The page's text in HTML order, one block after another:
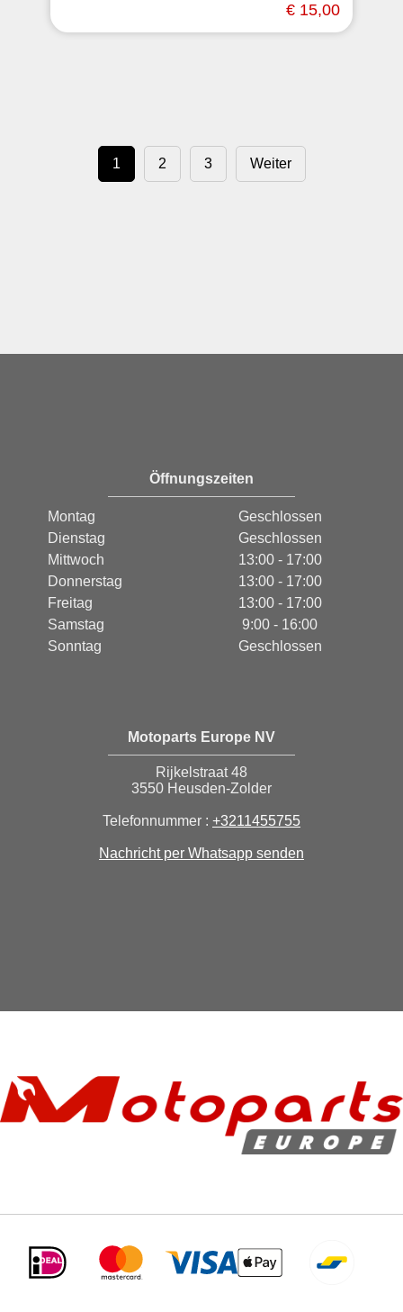
€ 15,00
1 2 3 Weiter
Öffnungszeiten
Montag
Geschlossen
Dienstag
Geschlossen
Mittwoch
13:00 - 17:00
Donnerstag
13:00 - 17:00
Freitag
13:00 - 17:00
Samstag
9:00 - 16:00
Sonntag
Geschlossen
Motoparts Europe NV
Rijkelstraat 48
3550 Heusden-Zolder
Telefonnummer : +3211455755
Nachricht per Whatsapp senden